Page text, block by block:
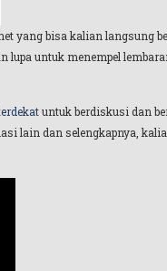
yang bisa kalian langsung
lupa untuk menempel
untuk berdiskusi dan
lain dan selengkapnya,